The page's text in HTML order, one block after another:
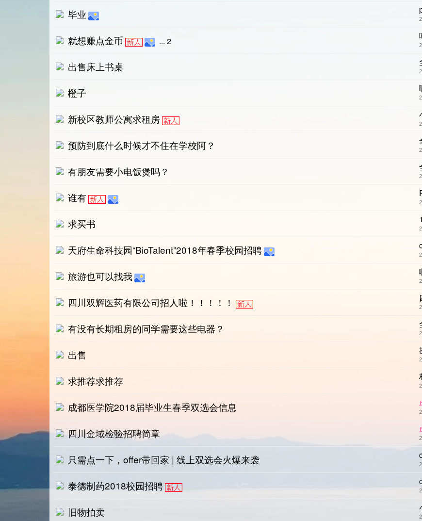
毕业
就想赚点金币 ... 2
出售床上书桌
橙子
新校区教师公寓求租房
预防到底什么时候才不住在学校阿？
有朋友需要小电饭煲吗？
谁有
求买书
天府生命科技园“BioTalent”2018年春季校园招聘
旅游也可以找我
四川双辉医药有限公司招人啦！！！！！
有没有长期租房的同学需要这些电器？
出售
求推荐求推荐
成都医学院2018届毕业生春季双选会信息
四川金域检验招聘简章
只需点一下，offer带回家 | 线上双选会火爆来袭
泰德制药2018校园招聘
旧物拍卖